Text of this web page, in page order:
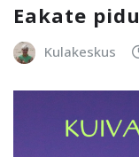
Eakate pidu
Kulakeskus